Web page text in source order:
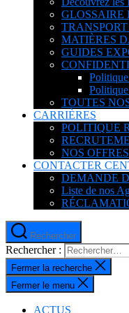
GLOSSAIRE
MATIÈRES
GUIDES
TOUTES
CARRIÈRES
POLITIQUE
NOS OFFRES
CONTACTER
DEMANDE
Liste de nos
Rechercher
Rechercher :
Fermer la recherche
Fermer le menu
ACTUS